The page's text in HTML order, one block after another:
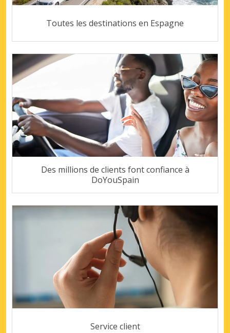
Toutes les destinations en Espagne
Des millions de clients font confiance à
DoYouSpain
Service client